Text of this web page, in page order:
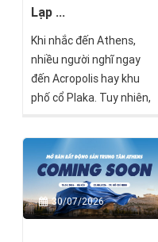
Lạp ...
Khi nhắc đến Athens,
nhiều người nghĩ ngay
đến Acropolis hay khu
phố cổ Plaka. Tuy nhiên,
thành phố khoảng 20–30
phút di chuyển là Piraeus
– cảng biển lớn nhất Hy
Lạp, một trong những
trung tâm hàng hải quan
30/07/2026